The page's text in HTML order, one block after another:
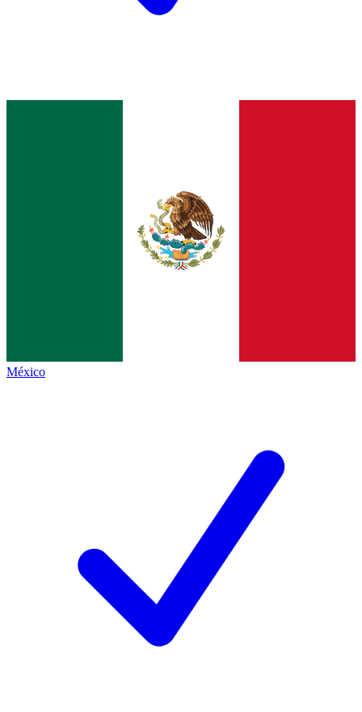
México